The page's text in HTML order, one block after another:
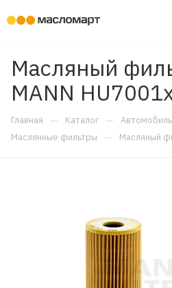
Масляный
MANN
Главная — Каталог —
Маслянные фильтры — Масляный